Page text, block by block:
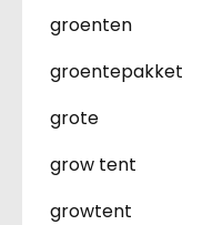
groenten
groentepakket
grote
grow tent
growtent